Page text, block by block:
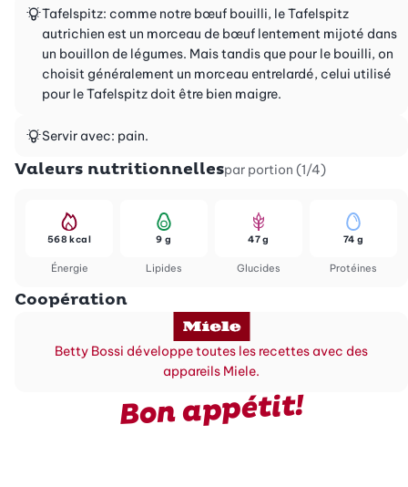
Tafelspitz: comme notre bœuf bouilli, le Tafelspitz
autrichien est un morceau de bœuf lentement mijoté dans
un bouillon de légumes. Mais tandis que pour le bouilli, on
choisit généralement un morceau entrelardé, celui utilisé
pour le Tafelspitz doit être bien maigre.
Servir avec: pain.
Valeurs nutritionnellespar portion (1/4)
Énergie
568 kcal
Lipides
9 g
Glucides
47 g
Protéines
74 g
Coopération
Betty Bossi développe toutes les recettes avec des
appareils Miele.
Bon appétit!